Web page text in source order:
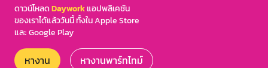
ดาวน์โหลดDayworkแอปพลิเคชัน
ของเราได้แล้ววันนี้ ทั้งใน Apple Store
และ Google Play
หางาน หางานพาร์ทไทม์